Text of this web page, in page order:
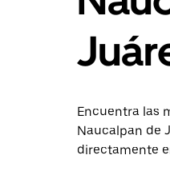
Encuentra las
Naucalpan de
directamente